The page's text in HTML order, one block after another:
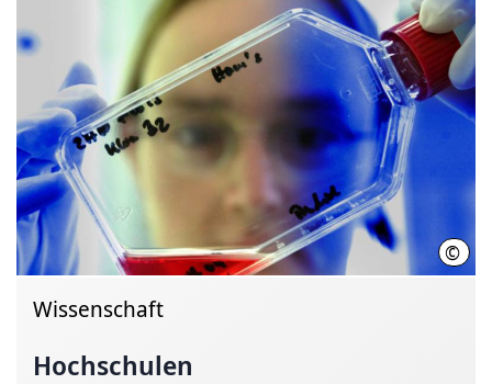
©
Wissenschaft
Hochschulen